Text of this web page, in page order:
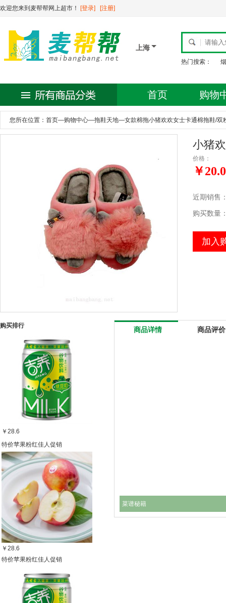
欢迎您来到麦帮帮网上超市！ [登录] [注册]
上海
热门搜索： 烟
首页 购物
您所在位置： 首页—购物中心—拖鞋天地—女款棉拖小猪欢欢女士卡通棉拖鞋/双
小猪
价格：
￥
近期销售
购买数量
加入
购买排行
￥28.6
特价苹果粉红佳人促销
￥28.6
特价苹果粉红佳人促销
商品详情 商品评价
菜谱秘籍